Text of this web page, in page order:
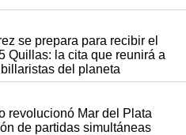
se prepara para recibir el
Quillas: la cita que reunirá a
del planeta
revolucionó Mar del Plata
de partidas simultáneas